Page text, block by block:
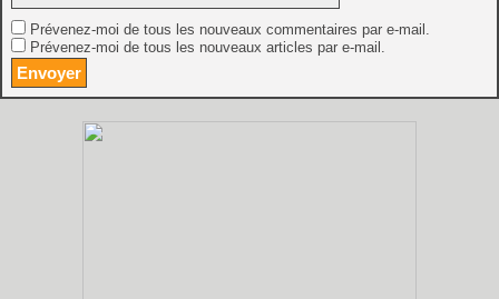
Prévenez-moi de tous les nouveaux commentaires par e-mail.
Prévenez-moi de tous les nouveaux articles par e-mail.